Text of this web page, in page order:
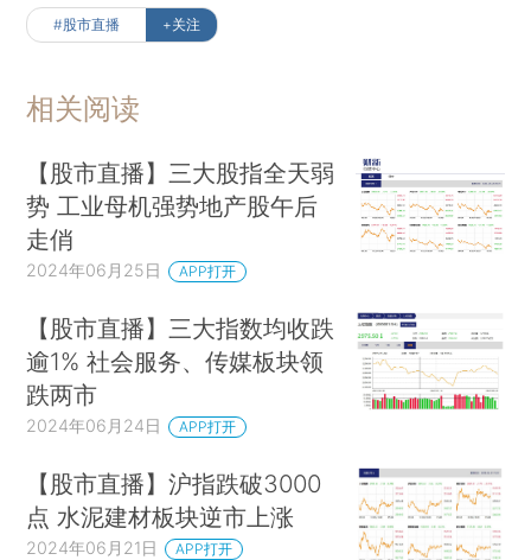
#股市直播 +关注
相关阅读
【股市直播】三大股指全天弱
势 工业母机强势地产股午后
走俏
2024年06月25日 APP打开
【股市直播】三大指数均收跌
逾1% 社会服务、传媒板块领
跌两市
2024年06月24日 APP打开
【股市直播】沪指跌破3000
点 水泥建材板块逆市上涨
2024年06月21日 APP打开